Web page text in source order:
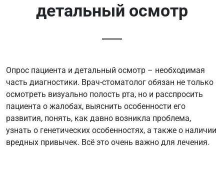
детальный осмотр
Опрос пациента и детальный осмотр – необходимая
часть диагностики. Врач-стоматолог обязан не только
осмотреть визуально полость рта, но и расспросить
пациента о жалобах, выяснить особенности его
развития, понять, как давно возникла проблема,
узнать о генетических особенностях, а также о наличии
вредных привычек. Всё это очень важно для лечения.